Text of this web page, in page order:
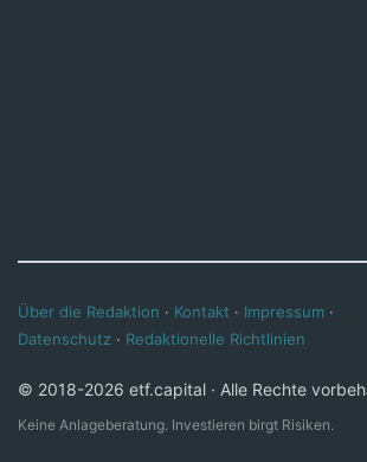
Über die Redaktion · Kontakt · Impressum ·
Datenschutz · Redaktionelle Richtlinien
© 2018-2026 etf.capital · Alle Rechte
Keine Anlageberatung. Investieren birgt Risiken.